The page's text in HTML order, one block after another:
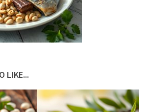
LIKE...